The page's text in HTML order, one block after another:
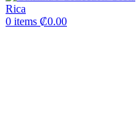
0 items ₡0.00